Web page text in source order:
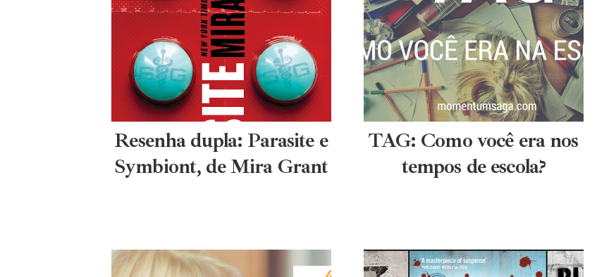
Resenha dupla: Parasite e
Symbiont, de Mira Grant
TAG: Como você era nos
tempos de escola?